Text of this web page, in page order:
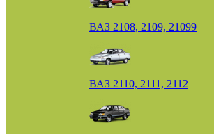
ВАЗ 2108, 2109, 21099
ВАЗ 2110, 2111, 2112